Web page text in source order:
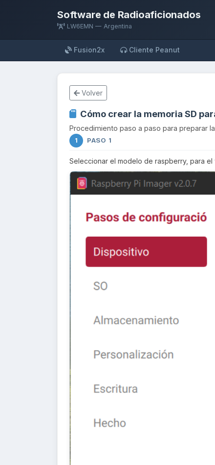
Software de Radioaficionados
LW6EMN — Argentina
Fusion2x Cliente Peanut
Volver
Cómo crear la memoria SD
Procedimiento paso a paso para preparar
1 PASO 1
Seleccionar el modelo de raspberry, para el